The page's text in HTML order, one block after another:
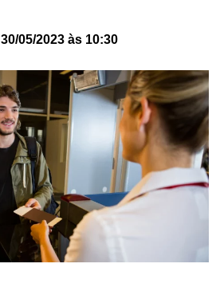
30/05/2023 às 10:30